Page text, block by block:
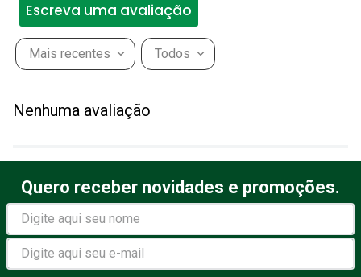
Escreva uma avaliação
Avalie o produto de 1 a 5
estrelas
★★ ★★★
Mais recentes Todos
Nenhuma avaliação
Quero receber novidades e promoções.